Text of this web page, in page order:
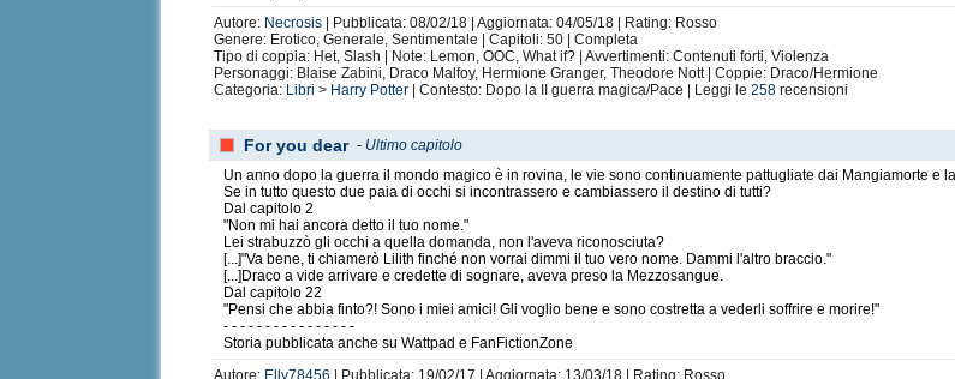
Autore: Necrosis | Pubblicata: 08/02/18 | Aggiornata: 04/05/18 | Rating: Rosso
Genere: Erotico, Generale, Sentimentale | Capitoli: 50 | Completa
Tipo di coppia: Het, Slash | Note: Lemon, OOC, What if? | Avvertimenti: Contenuti forti, Violenza
Personaggi: Blaise Zabini, Draco Malfoy, Hermione Granger, Theodore Nott | Coppie: Draco/Hermione
Categoria: Libri > Harry Potter | Contesto: Dopo la II guerra magica/Pace | Leggi le258 recensioni
For you dear - Ultimo capitolo
Un anno dopo la guerra il mondo magico è in rovina, le vie sono continuamente pattugliate dai Mangiamorte e
Se in tutto questo due paia di occhi si incontrassero e cambiassero il destino di tutti?
Dal capitolo 2
"Non mi hai ancora detto il tuo nome."
Lei strabuzzò gli occhi a quella domanda, non l'aveva riconosciuta?
[...]"Va bene, ti chiamerò Lilith finché non vorrai dimmi il tuo vero nome. Dammi l'altro braccio."
[...]Draco a vide arrivare e credette di sognare, aveva preso la Mezzosangue.
Dal capitolo 22
"Pensi che abbia finto?! Sono i miei amici! Gli voglio bene e sono costretta a vederli soffrire e morire!"
- - - - - - - - - - - - - - - -
Storia pubblicata anche su Wattpad e FanFictionZone
Autore: Elly78456
| Pubblicata: 19/02/17 | Aggiornata: 13/03/18 | Rating: Rosso